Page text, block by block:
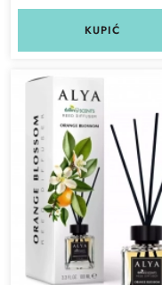
KUPIĆ